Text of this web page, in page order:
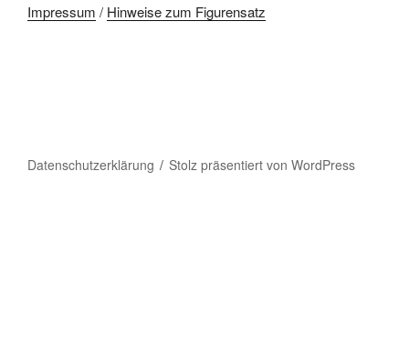
Impressum / Hinweise zum Figurensatz
Datenschutzerklärung Stolz präsentiert von WordPress